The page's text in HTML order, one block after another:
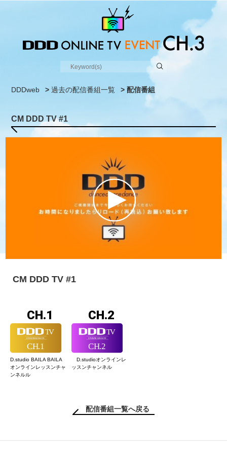
DDDweb >過去の配信番組一覧 > 配信番組
CM DDD TV #1
CM DDD TV #1
CH.1
D.studio BAILA BAILA
オンラインレッスンチャ
ンネルル
CH.2
D.studioオンラインレ
ッスンチャンネル
配信番組一覧へ戻る